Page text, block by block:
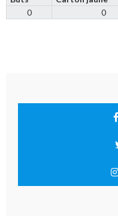
0
0